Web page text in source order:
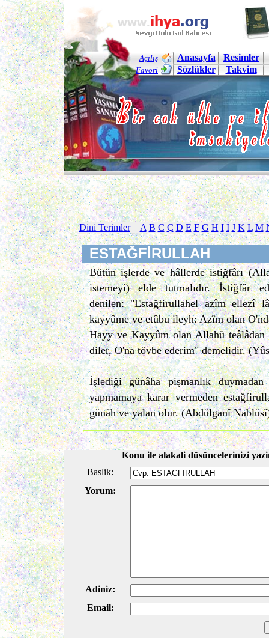
Açılış
Favori
Anasayfa
Resimler
Sözlükler
Takvim
Dini Terimler A B C Ç D E F G H I İ J K L M
ESTAĞFİRULLAH
Bütün işlerde ve hâllerde istiğfârı
istemeyi) elde tutmalıdır. İstiğfâr
denilen: "Estağfirullahel azîm ellezî
kayyûme ve etûbu ileyh: Azîm olan
Hayy ve Kayyûm olan Allahü teâlâdan
diler, O'na tövbe ederim" demelidir.
İşlediği günâha pişmanlık
yapmamaya karar vermeden
günâh ve yalan olur. (Abdülganî
Konu ile alakali düsüncelerinizi
Baslik:
Yorum:
Adiniz:
Email: